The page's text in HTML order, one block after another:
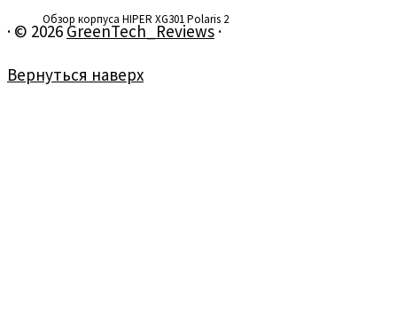
Обзор корпуса HIPER XG301 Polaris 2
· © 2026 GreenTech_Reviews ·
Вернуться наверх